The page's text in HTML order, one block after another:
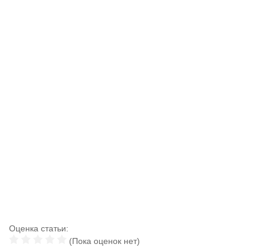
Оценка статьи:
(Пока оценок нет)